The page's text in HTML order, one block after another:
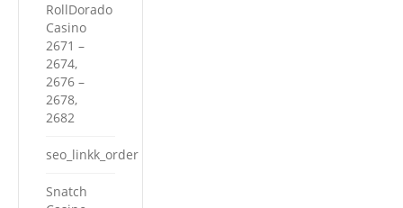
RollDorado
Casino
2671 –
2674,
2676 –
2678,
2682
seo_linkk_order
Snatch